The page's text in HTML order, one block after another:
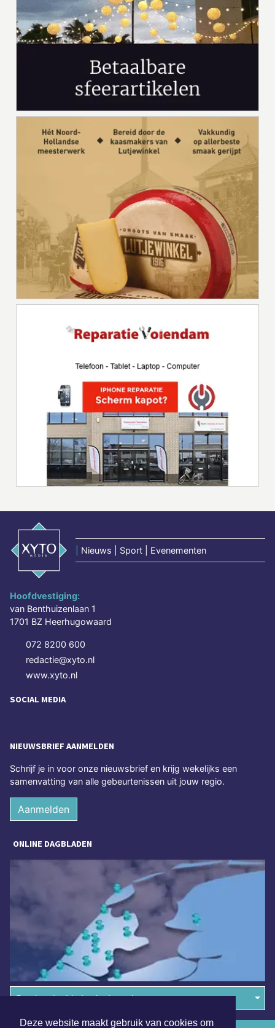
Deze website maakt gebruik van cookies om
Nieuws | Sport | Evenementen
Hoofdvestiging:
van Benthuizenlaan 1
1701 BZ Heerhugowaard
072 8200 600
redactie@xyto.nl
www.xyto.nl
SOCIAL MEDIA
NIEUWSBRIEF AANMELDEN
Schrijf je in voor onze nieuwsbrief en krijg wekelijks een
samenvatting van alle gebeurtenissen uit jouw regio.
Aanmelden
ONLINE DAGBLADEN
Overige dagbladen in de regio